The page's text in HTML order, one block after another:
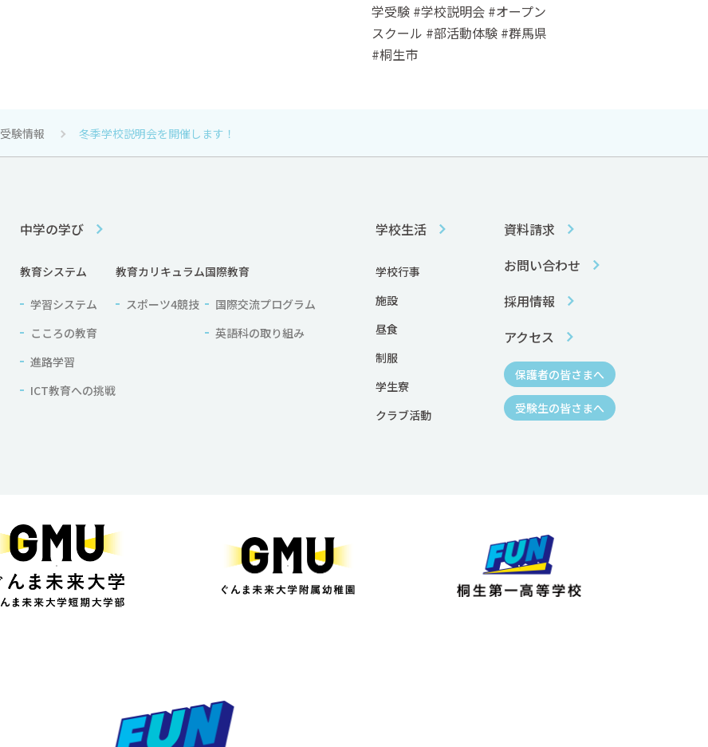
学受験 #学校説明会 #オープン
スクール #部活動体験 #群馬県
#桐生市
受験情報 冬季学校説明会を開催します！
中学の学び
教育システム
学習システム
こころの教育
進路学習
ICT教育への挑戦
教育カリキュラム
スポーツ4競技
国際教育
国際交流プログラム
英語科の取り組み
学校生活
学校行事
施設
昼食
制服
学生寮
クラブ活動
資料請求
お問い合わせ
採用情報
アクセス
保護者の皆さまへ
受験生の皆さまへ